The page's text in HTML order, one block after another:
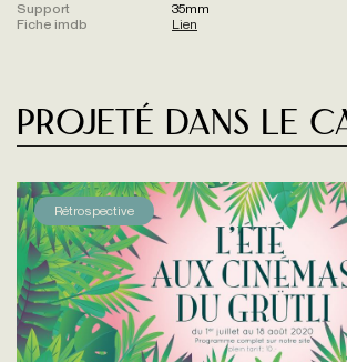
Support
35mm
Fiche imdb
Lien
Projeté dans le
Rétrospective